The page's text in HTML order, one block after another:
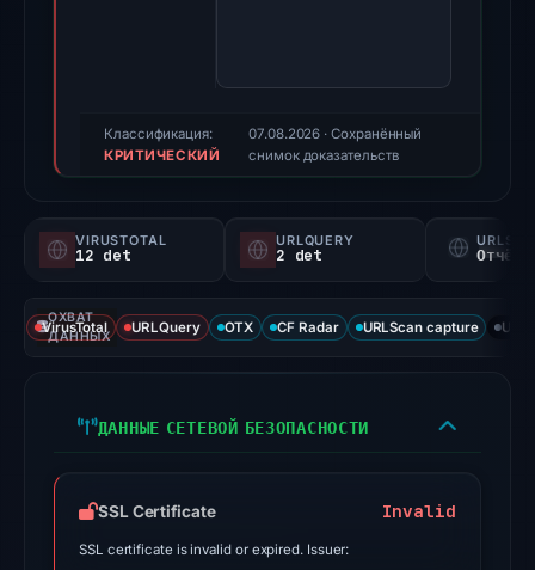
score,
not
Threat
12
VirusTotal
Классификация:
КРИТИЧЕСКИЙ
07.08.2026 · Сохранённый
снимок доказательств
VIRUSTOTAL
12 det
URLQUERY
2 det Отчёт
ОХВАТ
ДАННЫХ
VirusTotal URLQuery OTX CF Radar URLScan capture
ДАННЫЕ СЕТЕВОЙ БЕЗОПАСНОСТИ
SSL Certificate Invalid
SSL certificate is invalid or expired. Issuer: